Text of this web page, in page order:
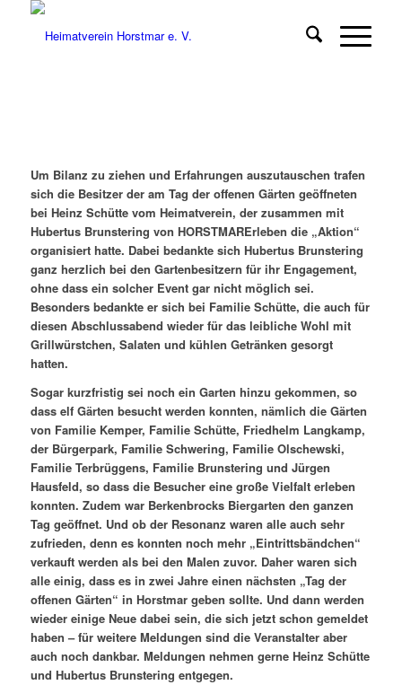
Um Bilanz zu ziehen und Erfahrungen auszutauschen trafen
sich die Besitzer der am Tag der offenen Gärten geöffneten
bei Heinz Schütte vom Heimatverein, der zusammen mit
Hubertus Brunstering von HORSTMARErleben die „Aktion“
organisiert hatte. Dabei bedankte sich Hubertus Brunstering
ganz herzlich bei den Gartenbesitzern für ihr Engagement,
ohne dass ein solcher Event gar nicht möglich sei.
Besonders bedankte er sich bei Familie Schütte, die auch für
diesen Abschlussabend wieder für das leibliche Wohl mit
Grillwürstchen, Salaten und kühlen Getränken gesorgt
hatten.
Sogar kurzfristig sei noch ein Garten hinzu gekommen, so
dass elf Gärten besucht werden konnten, nämlich die Gärten
von Familie Kemper, Familie Schütte, Friedhelm Langkamp,
der Bürgerpark, Familie Schwering, Familie Olschewski,
Familie Terbrüggens, Familie Brunstering und Jürgen
Hausfeld, so dass die Besucher eine große Vielfalt erleben
konnten. Zudem war Berkenbrocks Biergarten den ganzen
Tag geöffnet. Und ob der Resonanz waren alle auch sehr
zufrieden, denn es konnten noch mehr „Eintrittsbändchen“
verkauft werden als bei den Malen zuvor. Daher waren sich
alle einig, dass es in zwei Jahre einen nächsten „Tag der
offenen Gärten“ in Horstmar geben sollte. Und dann werden
wieder einige Neue dabei sein, die sich jetzt schon gemeldet
haben – für weitere Meldungen sind die Veranstalter aber
auch noch dankbar. Meldungen nehmen gerne Heinz Schütte
und Hubertus Brunstering entgegen.